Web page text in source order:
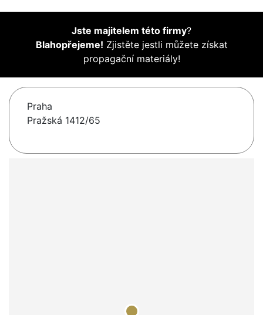
Jste majitelem této firmy?
Blahopřejeme! Zjistěte jestli můžete získat
propagační materiály!
Praha
Pražská 1412/65